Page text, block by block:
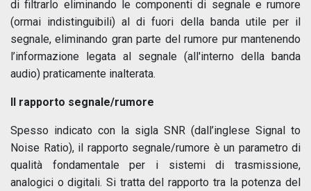
di filtrarlo eliminando le componenti di segnale e rumore
(ormai indistinguibili) al di fuori della banda utile per il
segnale, eliminando gran parte del rumore pur mantenendo
l’informazione legata al segnale (all'interno della banda
audio) praticamente inalterata.
Il rapporto segnale/rumore
Spesso indicato con la sigla SNR (dall’inglese Signal to
Noise Ratio), il rapporto segnale/rumore è un parametro di
qualità fondamentale per i sistemi di trasmissione,
analogici o digitali. Si tratta del rapporto tra la potenza del